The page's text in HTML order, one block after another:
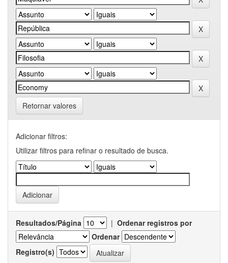
Retornar valores
Adicionar filtros:
Utilizar filtros para refinar o resultado de busca.
Resultados/Página | Ordenar registros por
Ordenar
Registro(s)